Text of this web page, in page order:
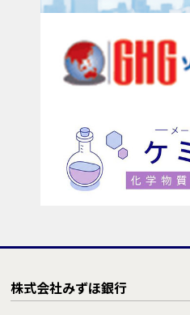
株式会社みずほ銀行